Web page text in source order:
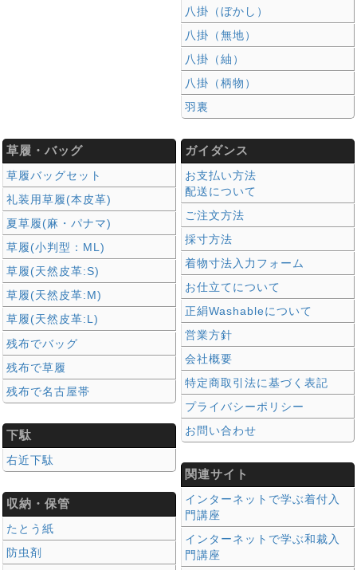
八掛（ぼかし）
八掛（無地）
八掛（紬）
八掛（柄物）
羽裏
草履・バッグ
草履バッグセット
礼装用草履(本皮革)
夏草履(麻・パナマ)
草履(小判型：ML)
草履(天然皮革:S)
草履(天然皮革:M)
草履(天然皮革:L)
残布でバッグ
残布で草履
残布で名古屋帯
下駄
右近下駄
収納・保管
たとう紙
防虫剤
ガイダンス
お支払い方法
配送について
ご注文方法
採寸方法
着物寸法入力フォーム
お仕立てについて
正絹Washableについて
営業方針
会社概要
特定商取引法に基づく表記
プライバシーポリシー
お問い合わせ
関連サイト
インターネットで学ぶ着付入
門講座
インターネットで学ぶ和裁入
門講座